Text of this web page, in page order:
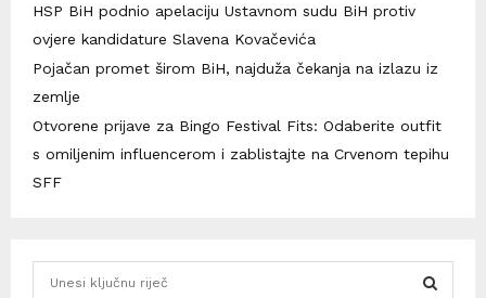
HSP BiH podnio apelaciju Ustavnom sudu BiH protiv
ovjere kandidature Slavena Kovačevića
Pojačan promet širom BiH, najduža čekanja na izlazu iz
zemlje
Otvorene prijave za Bingo Festival Fits: Odaberite outfit
s omiljenim influencerom i zablistajte na Crvenom tepihu
SFF